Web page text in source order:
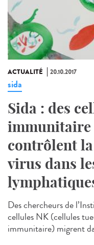
ACTUALITÉ 20.10.2017
sida
Sida : des
immunitaire
contrôlent
virus dans
Des chercheurs de
cellules NK (cellules
immunitaire) migrent